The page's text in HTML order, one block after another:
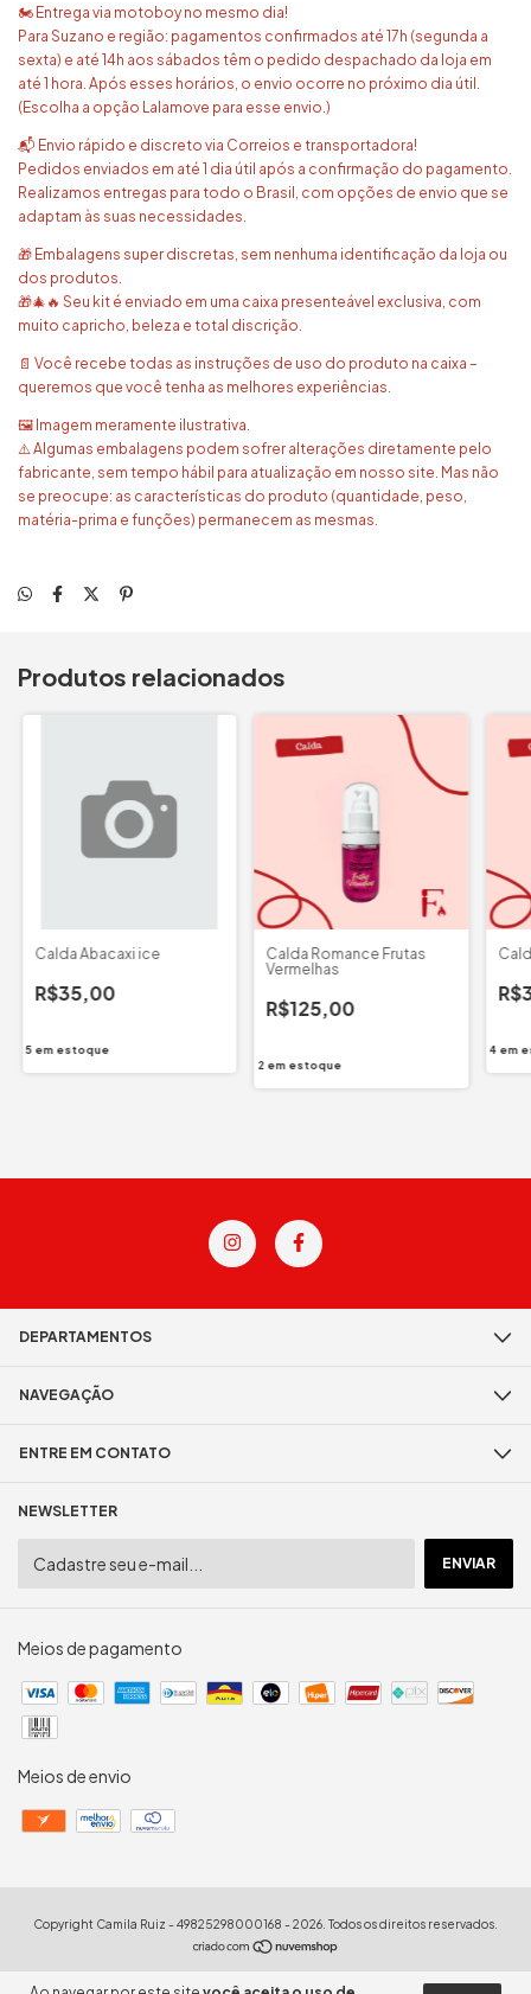
🏍️ Entrega via motoboy no mesmo dia!
Para Suzano e região: pagamentos confirmados até 17h (segunda a
sexta) e até 14h aos sábados têm o pedido despachado da loja em
até 1 hora. Após esses horários, o envio ocorre no próximo dia útil.
(Escolha a opção Lalamove para esse envio.)
📬 Envio rápido e discreto via Correios e transportadora!
Pedidos enviados em até 1 dia útil após a confirmação do pagamento.
Realizamos entregas para todo o Brasil, com opções de envio que se
adaptam às suas necessidades.
🎁 Embalagens super discretas, sem nenhuma identificação da loja ou
dos produtos.
🎁🎄🔥 Seu kit é enviado em uma caixa presenteável exclusiva, com
muito capricho, beleza e total discrição.
📄 Você recebe todas as instruções de uso do produto na caixa –
queremos que você tenha as melhores experiências.
🖼️ Imagem meramente ilustrativa.
⚠️ Algumas embalagens podem sofrer alterações diretamente pelo
fabricante, sem tempo hábil para atualização em nosso site. Mas não
se preocupe: as características do produto (quantidade, peso,
matéria-prima e funções) permanecem as mesmas.
Produtos relacionados
Calda Abacaxi ice
R$35,00
5 em estoque
Calda Romance Frutas
Vermelhas
R$125,00
2 em estoque
4 em
DEPARTAMENTOS
NAVEGAÇÃO
ENTRE EM CONTATO
NEWSLETTER
Meios de pagamento
Meios de envio
Copyright Camila Ruiz - 49825298000168 - 2026. Todos os direitos reservados.